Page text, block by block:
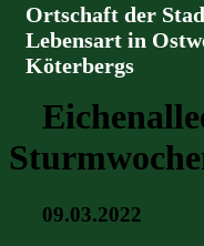
Ortschaft der
Lebensart in
Köterbergs
09.03.2022